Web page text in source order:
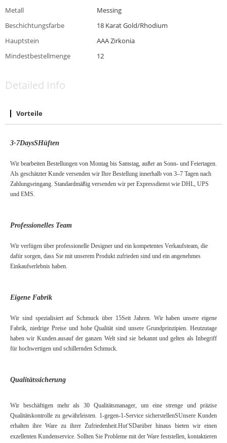
Metall
Messing
Beschichtungsfarbe
18 Karat Gold/Rhodium
Hauptstein
AAA Zirkonia
Mindestbestellmenge
12
Detailed Info
Vorteile
3-7DaysSHüften
Wir bearbeiten Bestellungen von Montag bis Samstag, außer an Sonn- und Feiertagen.
Als geschätzter Kunde versenden wir Ihre Bestellung innerhalb von 3–7 Tagen nach
Zahlungseingang. Standardmäßig versenden wir per Expressdienst wie DHL, UPS
und EMS.
Professionelles Team
Wir verfügen über professionelle Designer und ein kompetentes Verkaufsteam, die
dafür sorgen, dass Sie mit unserem Produkt zufrieden sind und ein angenehmes
Einkaufserlebnis haben.
Eigene Fabrik
Wir sind spezialisiert auf Schmuck über 15Seit Jahren. Wir haben unsere eigene
Fabrik, niedrige Preise und hohe Qualität sind unsere Grundprinzipien. Heutzutage
haben wir Kunden.ausauf der ganzen Welt sind sie bekannt und gelten als Inbegriff
für hochwertigen und schillernden Schmuck.
Qualitätssicherung
Wir beschäftigen mehr als 30 Qualitätsmanager, um eine strenge und präzise
Qualitätskontrolle zu gewährleisten. 1-gegen-1-Service sicherstellenSUnsere Kunden
erhalten ihre Ware zu ihrer Zufriedenheit.Hut'SDarüber hinaus bieten wir einen
exzellenten Kundenservice. Sollten Sie Probleme mit der Ware feststellen, kontaktieren